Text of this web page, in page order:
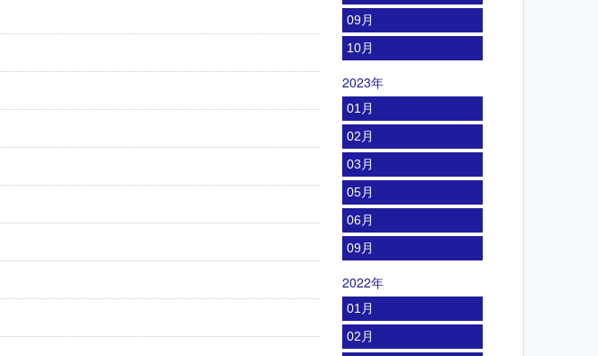
09月
10月
2023年
01月
02月
03月
05月
06月
09月
2022年
01月
02月